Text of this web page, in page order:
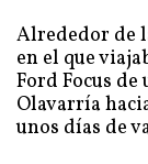
Alrededor de
en el que
Ford Focus de
Olavarría
unos días de